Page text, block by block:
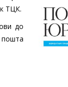
ТЦК.
до
пошта